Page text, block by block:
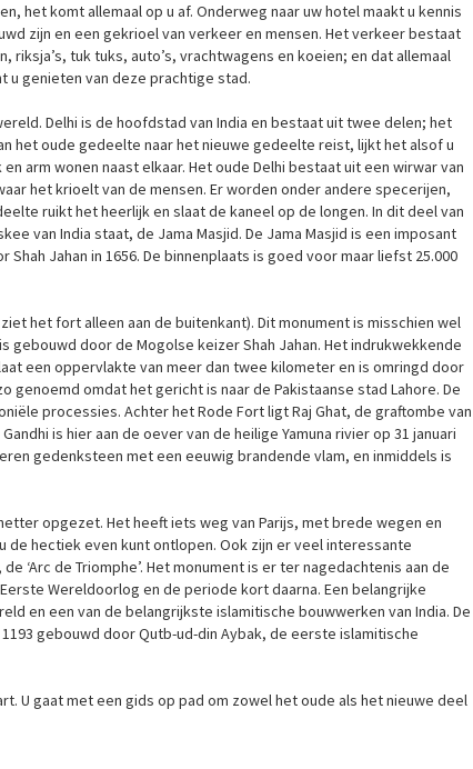
het komt allemaal op u af. Onderweg naar uw hotel maakt u kennis
zijn en een gekrioel van verkeer en mensen. Het verkeer bestaat
tuk tuks, auto’s, vrachtwagens en koeien; en dat allemaal
u genieten van deze prachtige stad.
Delhi is de hoofdstad van India en bestaat uit twee delen; het
het oude gedeelte naar het nieuwe gedeelte reist, lijkt het alsof u
arm wonen naast elkaar. Het oude Delhi bestaat uit een wirwar van
het krioelt van de mensen. Er worden onder andere specerijen,
ruikt het heerlijk en slaat de kaneel op de longen. In dit deel van
van India staat, de Jama Masjid. De Jama Masjid is een imposant
Jahan in 1656. De binnenplaats is goed voor maar liefst 25.000
het fort alleen aan de buitenkant). Dit monument is misschien wel
door de Mogolse keizer Shah Jahan. Het indrukwekkende
een oppervlakte van meer dan twee kilometer en is omringd door
genoemd omdat het gericht is naar de Pakistaanse stad Lahore. De
processies. Achter het Rode Fort ligt Raj Ghat, de graftombe van
is hier aan de oever van de heilige Yamuna rivier op 31 januari
gedenksteen met een eeuwig brandende vlam, en inmiddels is
opgezet. Het heeft iets weg van Parijs, met brede wegen en
hectiek even kunt ontlopen. Ook zijn er veel interessante
‘Arc de Triomphe’. Het monument is er ter nagedachtenis aan de
Wereldoorlog en de periode kort daarna. Een belangrijke
en een van de belangrijkste islamitische bouwwerken van India. De
gebouwd door Qutb-ud-din Aybak, de eerste islamitische
U gaat met een gids op pad om zowel het oude als het nieuwe deel